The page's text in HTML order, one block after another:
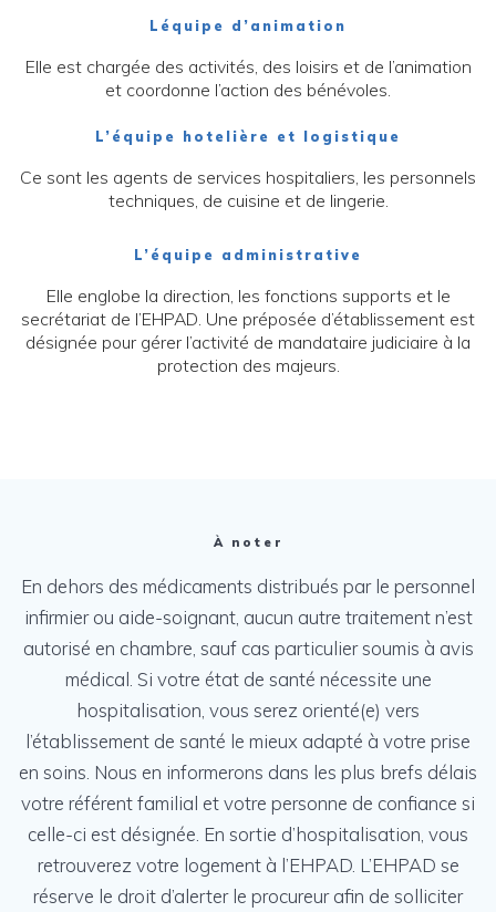
Léquipe d’animation
Elle est chargée des activités, des loisirs et de l’animation
et coordonne l’action des bénévoles.
L’équipe hotelière et logistique
Ce sont les agents de services hospitaliers, les personnels
techniques, de cuisine et de lingerie.
L’équipe administrative
Elle englobe la direction, les fonctions supports et le
secrétariat de l’EHPAD. Une préposée d’établissement est
désignée pour gérer l’activité de mandataire judiciaire à la
protection des majeurs.
À noter
En dehors des médicaments distribués par le personnel
infirmier ou aide-soignant, aucun autre traitement n’est
autorisé en chambre, sauf cas particulier soumis à avis
médical. Si votre état de santé nécessite une
hospitalisation, vous serez orienté(e) vers
l’établissement de santé le mieux adapté à votre prise
en soins. Nous en informerons dans les plus brefs délais
votre référent familial et votre personne de confiance si
celle-ci est désignée. En sortie d’hospitalisation, vous
retrouverez votre logement à l’EHPAD. L’EHPAD se
réserve le droit d’alerter le procureur afin de solliciter